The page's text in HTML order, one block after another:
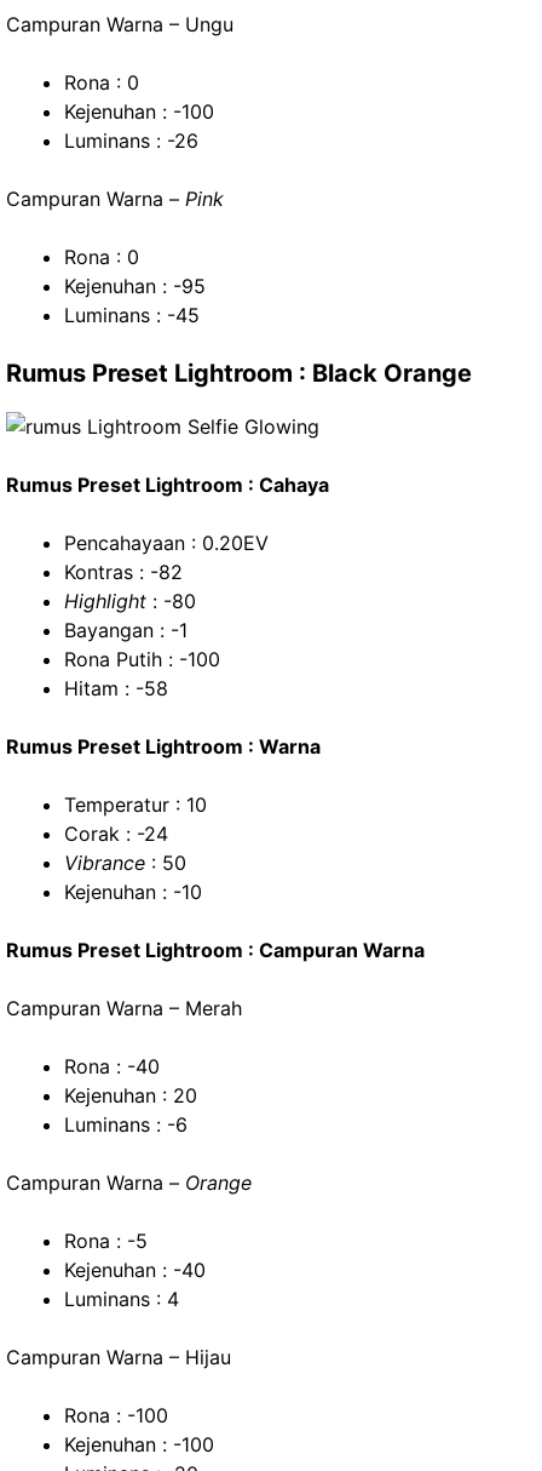
Campuran Warna – Ungu
Rona : 0
Kejenuhan : -100
Luminans : -26
Campuran Warna – Pink
Rona : 0
Kejenuhan : -95
Luminans : -45
Rumus Preset Lightroom : Black Orange
Rumus Preset Lightroom : Cahaya
Pencahayaan : 0.20EV
Kontras : -82
Highlight : -80
Bayangan : -1
Rona Putih : -100
Hitam : -58
Rumus Preset Lightroom : Warna
Temperatur : 10
Corak : -24
Vibrance : 50
Kejenuhan : -10
Rumus Preset Lightroom : Campuran Warna
Campuran Warna – Merah
Rona : -40
Kejenuhan : 20
Luminans : -6
Campuran Warna – Orange
Rona : -5
Kejenuhan : -40
Luminans : 4
Campuran Warna – Hijau
Rona : -100
Kejenuhan : -100